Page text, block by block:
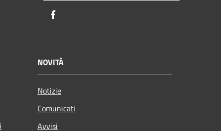
NOVITÀ
Notizie
Comunicati
Avvisi